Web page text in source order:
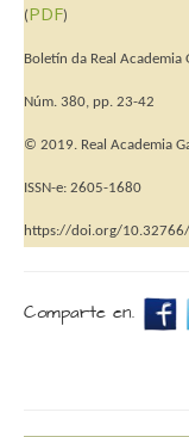
(PDF)
Boletín da Real Academia
Núm. 380, pp. 23-42
© 2019. Real Academia
ISSN-e: 2605-1680
https://doi.org/
Comparte en.